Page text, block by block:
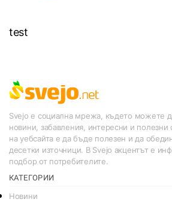
test
Svejo е социална мрежа, където можете
новини, забавления, интересни и
на уебсайта е да бъде полезен и да
десетки източници. В Svejo акцентът е
подбор от потребителите.
КАТЕГОРИИ
Новини